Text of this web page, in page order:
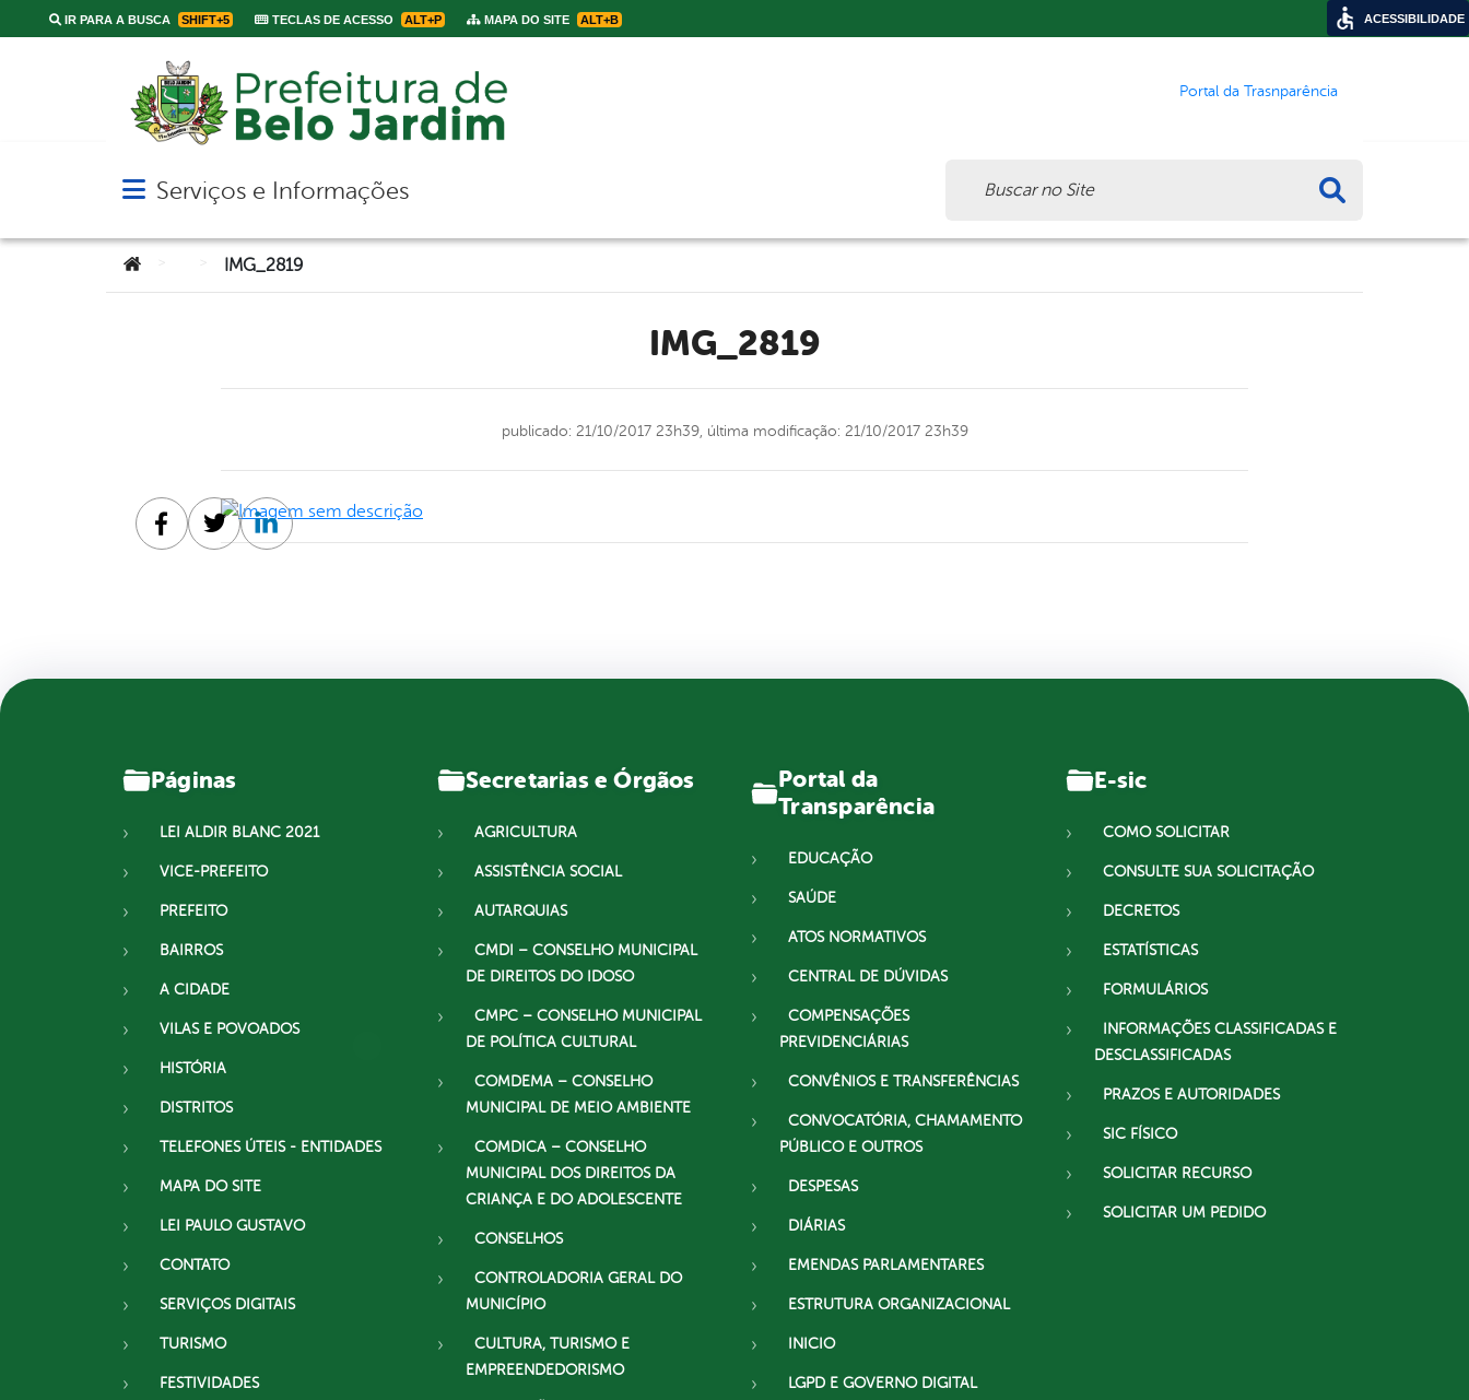
IR PARA A BUSCA SHIFT+5 TECLAS DE ACESSO ALT+P MAPA DO SITE ALT+B
Portal da Trasnparência
Abrir menu principal de navegação
Serviços e Informações
Você está aqui:IMG_2819
IMG_2819
publicado: 21/10/2017 23h39, última modificação: 21/10/2017 23h39
Facebook
TwitterLinkedin
Páginas
LEI ALDIR BLANC 2021
VICE-PREFEITO
PREFEITO
BAIRROS
A CIDADE
VILAS E POVOADOS
HISTÓRIA
DISTRITOS
TELEFONES ÚTEIS - ENTIDADES
MAPA DO SITE
LEI PAULO GUSTAVO
CONTATO
SERVIÇOS DIGITAIS
TURISMO
FESTIVIDADES
Secretarias e Órgãos
AGRICULTURA
ASSISTÊNCIA SOCIAL
AUTARQUIAS
CMDI – CONSELHO MUNICIPAL
DE DIREITOS DO IDOSO
CMPC – CONSELHO MUNICIPAL
DE POLÍTICA CULTURAL
COMDEMA – CONSELHO
MUNICIPAL DE MEIO AMBIENTE
COMDICA – CONSELHO
MUNICIPAL DOS DIREITOS DA
CRIANÇA E DO ADOLESCENTE
CONSELHOS
CONTROLADORIA GERAL DO
MUNICÍPIO
CULTURA, TURISMO E
EMPREENDEDORISMO
Portal da
Transparência
EDUCAÇÃO
SAÚDE
ATOS NORMATIVOS
CENTRAL DE DÚVIDAS
COMPENSAÇÕES
PREVIDENCIÁRIAS
CONVÊNIOS E TRANSFERÊNCIAS
CONVOCATÓRIA, CHAMAMENTO
PÚBLICO E OUTROS
DESPESAS
DIÁRIAS
EMENDAS PARLAMENTARES
ESTRUTURA ORGANIZACIONAL
INICIO
LGPD E GOVERNO DIGITAL
E-sic
COMO SOLICITAR
CONSULTE SUA SOLICITAÇÃO
DECRETOS
ESTATÍSTICAS
FORMULÁRIOS
INFORMAÇÕES CLASSIFICADAS E
DESCLASSIFICADAS
PRAZOS E AUTORIDADES
SIC FÍSICO
SOLICITAR RECURSO
SOLICITAR UM PEDIDO
ACESSIBILIDADE